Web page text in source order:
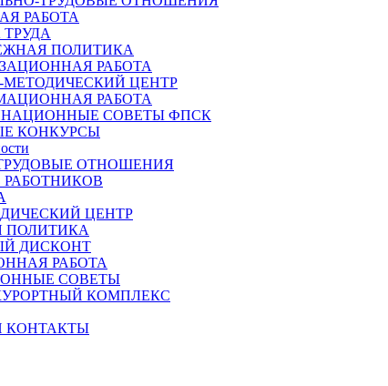
РАБОТА
ПОЛИТИКА
РАБОТА
МЕТОДИЧЕСКИЙ ЦЕНТР
РАБОТА
СОВЕТЫ ФПСК
КОНКУРСЫ
ОТНОШЕНИЯ
ЦЕНТР
ПОЛИТИКА
ДИСКОНТ
РАБОТА
СОВЕТЫ
КОМПЛЕКС
КОНТАКТЫ